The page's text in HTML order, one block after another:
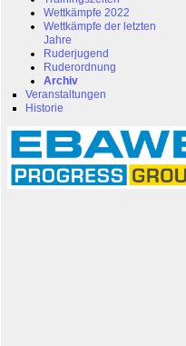
Wettkämpfe 2022
Wettkämpfe der letzten
Jahre
Ruderjugend
Ruderordnung
Archiv
Veranstaltungen
Historie